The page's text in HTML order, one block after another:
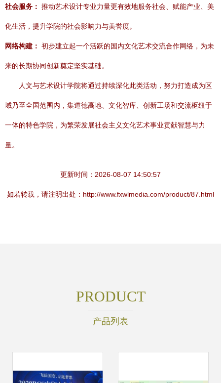
社会服务： 推动艺术设计专业力量更有效地服务社会、赋能产业、美
化生活，提升学院的社会影响力与美誉度。
网络构建： 初步建立起一个活跃的国内文化艺术交流合作网络，为未
来的长期协同创新奠定坚实基础。
人文与艺术设计学院将通过持续深化此类活动，努力打造成为区
域乃至全国范围内，集道德高地、文化智库、创新工场和交流枢纽于
一体的特色学院，为繁荣发展社会主义文化艺术事业贡献智慧与力
量。
更新时间：2026-08-07 14:50:57
如若转载，请注明出处：http://www.fxwlmedia.com/product/87.html
PRODUCT
产品列表